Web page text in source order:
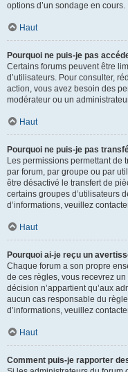
options d’un sondage en cours.
Haut
Pourquoi ne puis-je pas
Certains forums peuvent être
d’utilisateurs. Pour consulter,
action, vous avez besoin des
modérateur ou un
Haut
Pourquoi ne puis-je pas
Les permissions permettant de
par forum, par groupe ou par
être désactivé le transfert de
certains groupes d’utilisateurs
d’informations, veuillez
Haut
Pourquoi ai-je reçu un
Chaque forum a son propre
de ces règles, vous recevrez
décision n’appartient qu’aux
aucun cas responsable du
d’informations, veuillez
Haut
Comment puis-je rapporter